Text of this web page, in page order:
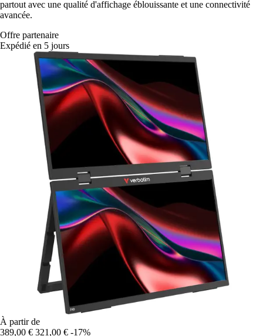
partout avec une qualité d'affichage éblouissante et une connectivité
avancée.
Offre partenaire
Expédié en 5 jours
À partir de
389,00 € 321,00 € -17%